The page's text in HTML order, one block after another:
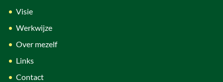
Visie
Werkwijze
Over mezelf
Links
Contact